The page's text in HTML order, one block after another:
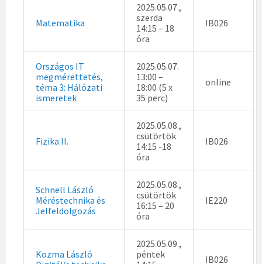
Matematika
2025.05.07.,
szerda
14:15 – 18
óra
IB026
Országos IT
megmérettetés,
téma 3: Hálózati
ismeretek
2025.05.07.
13:00 –
18:00 (5 x
35 perc)
online
Fizika II.
2025.05.08.,
csütörtök
14:15 -18
óra
IB026
Schnell László
Méréstechnika és
Jelfeldolgozás
2025.05.08.,
csütörtök
16:15 – 20
óra
IE220
Kozma László
2025.05.09.,
péntek
IB026